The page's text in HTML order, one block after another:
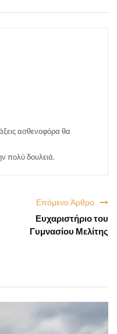
ασθενοφόρα θα
πολύ δουλειά.
Επόμενο Άρθρο
Ευχαριστήριο του
Γυμνασίου Μελίτης